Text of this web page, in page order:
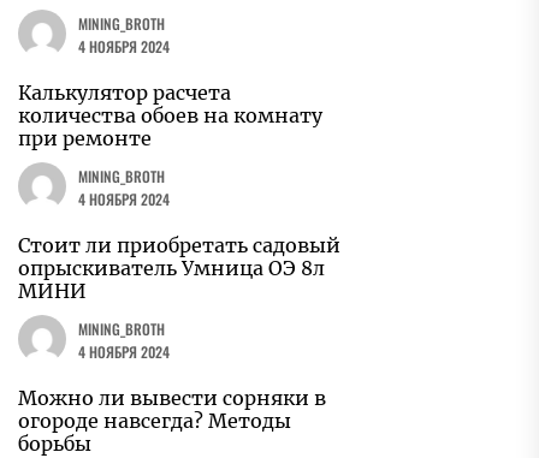
MINING_BROTH
4 НОЯБРЯ 2024
Калькулятор расчета
количества обоев на комнату
при ремонте
MINING_BROTH
4 НОЯБРЯ 2024
Стоит ли приобретать садовый
опрыскиватель Умница ОЭ 8л
МИНИ
MINING_BROTH
4 НОЯБРЯ 2024
Можно ли вывести сорняки в
огороде навсегда? Методы
борьбы